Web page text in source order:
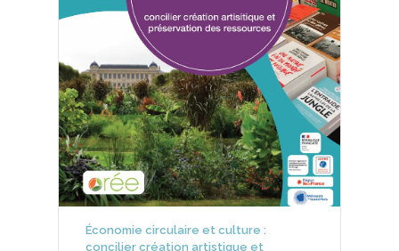
Économie circulaire et culture :
concilier création artistique et